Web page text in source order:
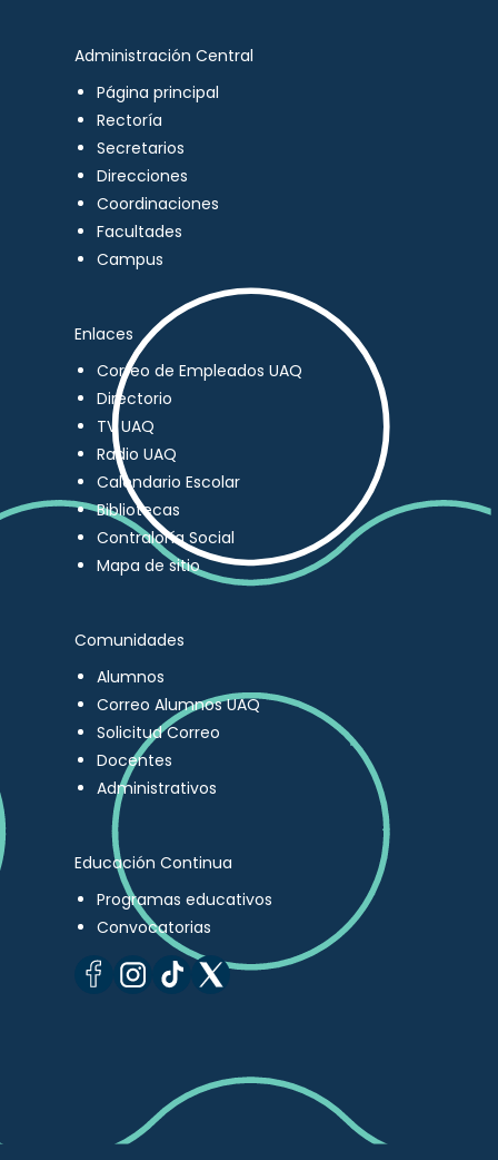
Administración Central
Página principal
Rectoría
Secretarios
Direcciones
Coordinaciones
Facultades
Campus
Enlaces
Correo de Empleados UAQ
Directorio
TV UAQ
Radio UAQ
Calendario Escolar
Bibliotecas
Contraloría Social
Mapa de sitio
Comunidades
Alumnos
Correo Alumnos UAQ
Solicitud Correo
Docentes
Administrativos
Educación Continua
Programas educativos
Convocatorias